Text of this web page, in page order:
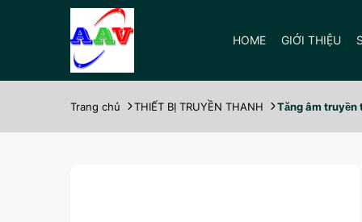
HOME GIỚI THIỆU
Trang chủ THIẾT BỊ TRUYỀN THANH Tăng âm